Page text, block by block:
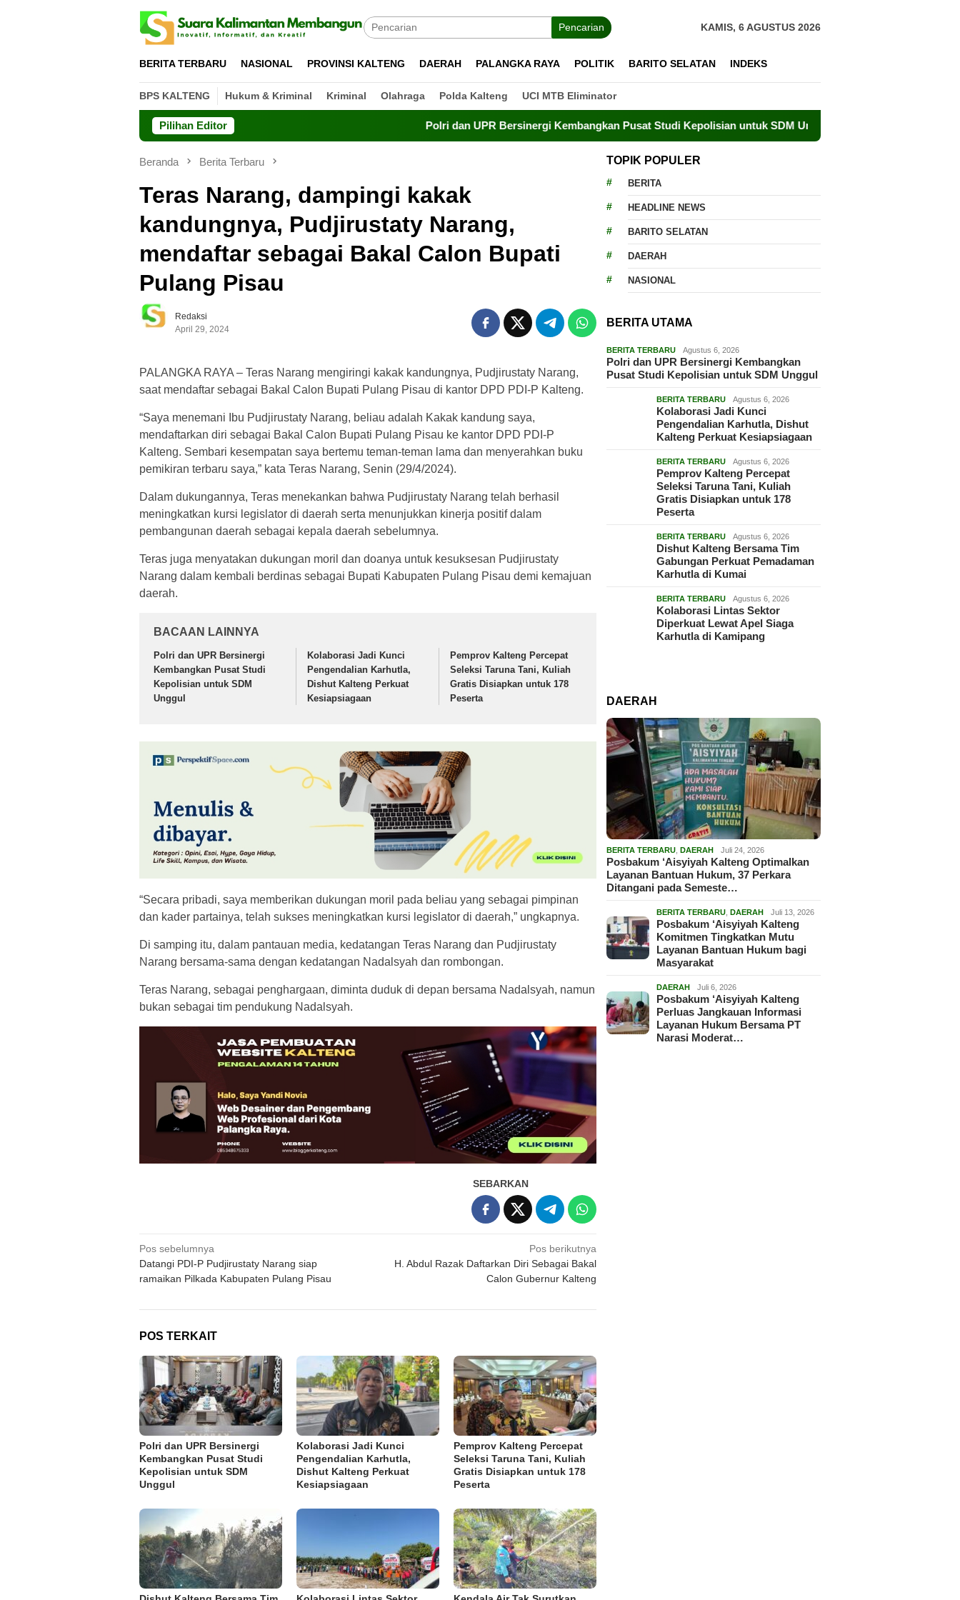
Pencarian KAMIS, 6 AGUSTUS 2026
BERITA TERBARU NASIONAL PROVINSI KALTENG DAERAH PALANGKA RAYA POLITIK BARITO SELATAN INDEKS
BPS KALTENG Hukum & Kriminal Kriminal Olahraga Polda Kalteng UCI MTB Eliminator
Pilihan Editor Polri dan UPR Bersinergi Kembangkan Pusat Studi Kepolisian untuk SDM Unggul
Beranda Berita Terbaru
Teras Narang, dampingi kakak
kandungnya, Pudjirustaty Narang,
mendaftar sebagai Bakal Calon Bupati
Pulang Pisau
Redaksi
April 29, 2024
PALANGKA RAYA – Teras Narang mengiringi kakak kandungnya, Pudjirustaty Narang,
saat mendaftar sebagai Bakal Calon Bupati Pulang Pisau di kantor DPD PDI-P Kalteng.
“Saya menemani Ibu Pudjirustaty Narang, beliau adalah Kakak kandung saya,
mendaftarkan diri sebagai Bakal Calon Bupati Pulang Pisau ke kantor DPD PDI-P
Kalteng. Sembari kesempatan saya bertemu teman-teman lama dan menyerahkan buku
pemikiran terbaru saya,” kata Teras Narang, Senin (29/4/2024).
Dalam dukungannya, Teras menekankan bahwa Pudjirustaty Narang telah berhasil
meningkatkan kursi legislator di daerah serta menunjukkan kinerja positif dalam
pembangunan daerah sebagai kepala daerah sebelumnya.
Teras juga menyatakan dukungan moril dan doanya untuk kesuksesan Pudjirustaty
Narang dalam kembali berdinas sebagai Bupati Kabupaten Pulang Pisau demi kemajuan
daerah.
BACAAN LAINNYA
Polri dan UPR Bersinergi
Kembangkan Pusat Studi
Kepolisian untuk SDM
Unggul
Kolaborasi Jadi Kunci
Pengendalian Karhutla,
Dishut Kalteng Perkuat
Kesiapsiagaan
Pemprov Kalteng Percepat
Seleksi Taruna Tani, Kuliah
Gratis Disiapkan untuk 178
Peserta
“Secara pribadi, saya memberikan dukungan moril pada beliau yang sebagai pimpinan
dan kader partainya, telah sukses meningkatkan kursi legislator di daerah,” ungkapnya.
Di samping itu, dalam pantauan media, kedatangan Teras Narang dan Pudjirustaty
Narang bersama-sama dengan kedatangan Nadalsyah dan rombongan.
Teras Narang, sebagai penghargaan, diminta duduk di depan bersama Nadalsyah, namun
bukan sebagai tim pendukung Nadalsyah.
SEBARKAN
Navigasi
pos
Pos sebelumnya
Datangi PDI-P Pudjirustaty Narang siap
ramaikan Pilkada Kabupaten Pulang Pisau
Pos berikutnya
H. Abdul Razak Daftarkan Diri Sebagai Bakal
Calon Gubernur Kalteng
POS TERKAIT
Polri dan UPR Bersinergi
Kembangkan Pusat Studi
Kepolisian untuk SDM
Unggul
Kolaborasi Jadi Kunci
Pengendalian Karhutla,
Dishut Kalteng Perkuat
Kesiapsiagaan
Pemprov Kalteng Percepat
Seleksi Taruna Tani, Kuliah
Gratis Disiapkan untuk 178
Peserta
TOPIK POPULER
BERITA
HEADLINE NEWS
BARITO SELATAN
DAERAH
NASIONAL
BERITA UTAMA
BERITA TERBARU Agustus 6, 2026
Polri dan UPR Bersinergi Kembangkan
Pusat Studi Kepolisian untuk SDM Unggul
BERITA TERBARU Agustus 6, 2026
Kolaborasi Jadi Kunci
Pengendalian Karhutla, Dishut
Kalteng Perkuat Kesiapsiagaan
BERITA TERBARU Agustus 6, 2026
Pemprov Kalteng Percepat
Seleksi Taruna Tani, Kuliah
Gratis Disiapkan untuk 178
Peserta
BERITA TERBARU Agustus 6, 2026
Dishut Kalteng Bersama Tim
Gabungan Perkuat Pemadaman
Karhutla di Kumai
BERITA TERBARU Agustus 6, 2026
Kolaborasi Lintas Sektor
Diperkuat Lewat Apel Siaga
Karhutla di Kamipang
DAERAH
BERITA TERBARU ,DAERAH Juli 24, 2026
Posbakum ‘Aisyiyah Kalteng Optimalkan
Layanan Bantuan Hukum, 37 Perkara
Ditangani pada Semeste…
BERITA TERBARU ,DAERAH Juli 13, 2026
Posbakum ‘Aisyiyah Kalteng
Komitmen Tingkatkan Mutu
Layanan Bantuan Hukum bagi
Masyarakat
DAERAH Juli 6, 2026
Posbakum ‘Aisyiyah Kalteng
Perluas Jangkauan Informasi
Layanan Hukum Bersama PT
Narasi Moderat…